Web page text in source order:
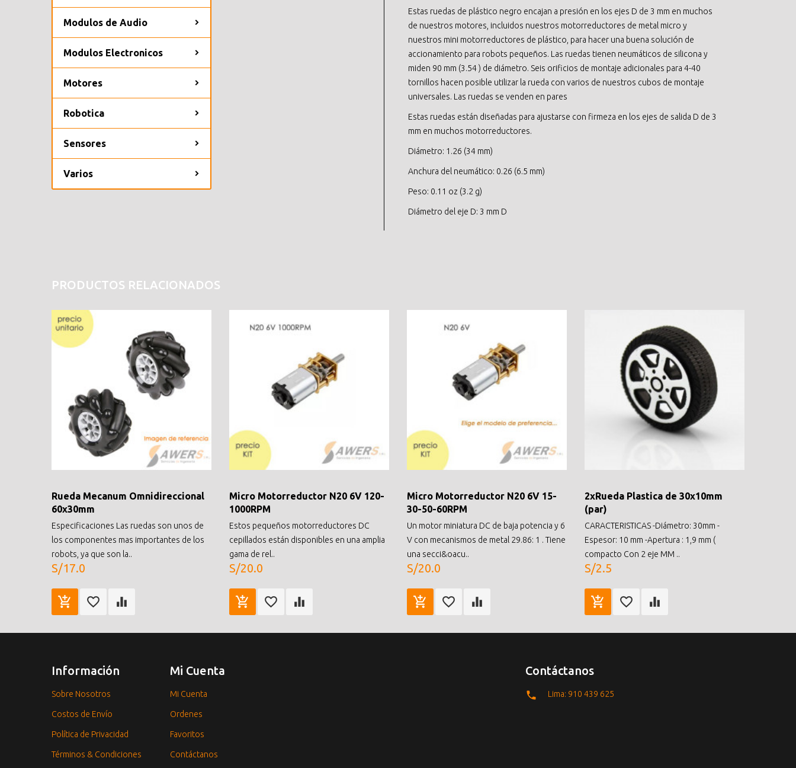
Modulos de Audio
Modulos Electronicos
Motores
Robotica
Sensores
Varios
Estas ruedas de plástico negro encajan a presión en los ejes D de 3 mm en muchos
de nuestros motores, incluidos nuestros motorreductores de metal micro y
nuestros mini motorreductores de plástico, para hacer una buena solución de
accionamiento para robots pequeños. Las ruedas tienen neumáticos de silicona y
miden 90 mm (3.54 ) de diámetro. Seis orificios de montaje adicionales para 4-40
tornillos hacen posible utilizar la rueda con varios de nuestros cubos de montaje
universales. Las ruedas se venden en pares
Estas ruedas están diseñadas para ajustarse con firmeza en los ejes de salida D de 3
mm en muchos motorreductores.
Diámetro: 1.26 (34 mm)
Anchura del neumático: 0.26 (6.5 mm)
Peso: 0.11 oz (3.2 g)
Diámetro del eje D: 3 mm D
PRODUCTOS RELACIONADOS
Rueda Mecanum Omnidireccional
60x30mm
Especificaciones Las ruedas son unos de
los componentes mas importantes de los
robots, ya que son la..
S/17.0
Micro Motorreductor N20 6V 120-
1000RPM
Estos pequeños motorreductores DC
cepillados están disponibles en una amplia
gama de rel..
S/20.0
Micro Motorreductor N20 6V 15-
30-50-60RPM
Un motor miniatura DC de baja potencia y 6
V con mecanismos de metal 29.86: 1 . Tiene
una secci&oacu..
S/20.0
2xRueda Plastica de 30x10mm
(par)
CARACTERISTICAS -Diámetro: 30mm -
Espesor: 10 mm -Apertura : 1,9 mm (
compacto Con 2 eje MM ..
S/2.5
Información
Sobre Nosotros
Costos de Envío
Política de Privacidad
Términos & Condiciones
Mi Cuenta
Mi Cuenta
Ordenes
Favoritos
Contáctanos
Contáctanos
Lima: 910 439 625